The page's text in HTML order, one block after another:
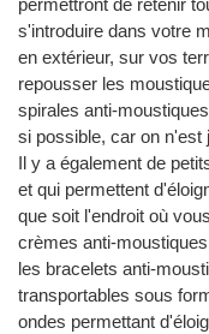
permettront de retenir
s'introduire dans votre
en extérieur, sur vos
repousser les
spirales anti-
si possible, car on
Il y a également de
et qui permettent
que soit l'endroit où
crèmes anti-
les bracelets anti-
transportables sous
ondes permettant